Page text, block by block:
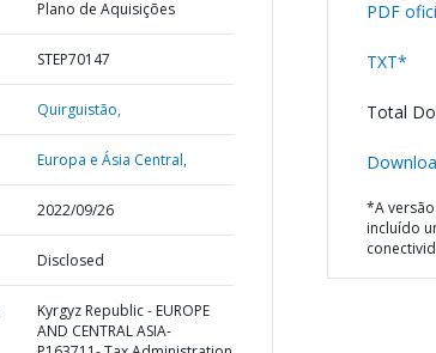
Plano de Aquisições
STEP70147
Quirguistão,
Europa e Ásia Central,
2022/09/26
Disclosed
Kyrgyz Republic - EUROPE
AND CENTRAL ASIA-
PDF
TXT*
Total
*A
incluído